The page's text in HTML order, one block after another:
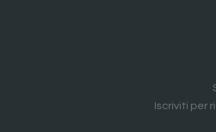
Iscriviti per